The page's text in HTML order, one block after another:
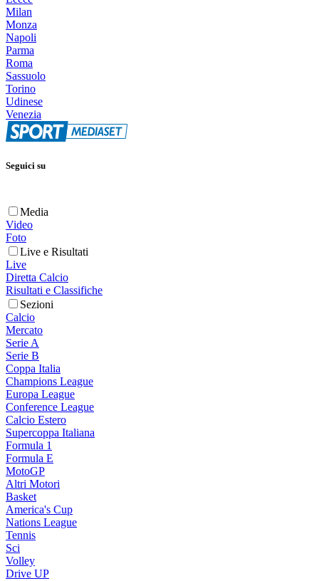
Milan
Monza
Napoli
Parma
Roma
Sassuolo
Torino
Udinese
Venezia
Seguici su
Media
Video
Foto
Live e Risultati
Live
Diretta Calcio
Risultati e Classifiche
Sezioni
Calcio
Mercato
Serie A
Serie B
Coppa Italia
Champions League
Europa League
Conference League
Calcio Estero
Supercoppa Italiana
Formula 1
Formula E
MotoGP
Altri Motori
Basket
America's Cup
Nations League
Tennis
Sci
Volley
Drive UP